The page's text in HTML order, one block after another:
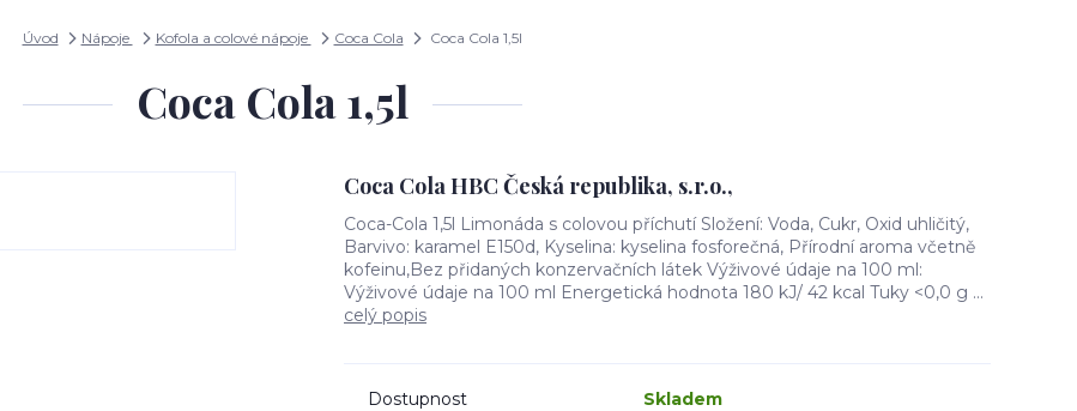
Úvod Nápoje Kofola a colové nápoje Coca Cola Coca Cola 1,5l
Coca Cola 1,5l
Coca Cola HBC Česká republika, s.r.o.,
Coca-Cola 1,5l Limonáda s colovou příchutí Složení: Voda, Cukr, Oxid uhličitý,
Barvivo: karamel E150d, Kyselina: kyselina fosforečná, Přírodní aroma včetně
kofeinu,Bez přidaných konzervačních látek Výživové údaje na 100 ml:
Výživové údaje na 100 ml Energetická hodnota 180 kJ/ 42 kcal Tuky <0,0 g ...
celý popis
Dostupnost
Skladem